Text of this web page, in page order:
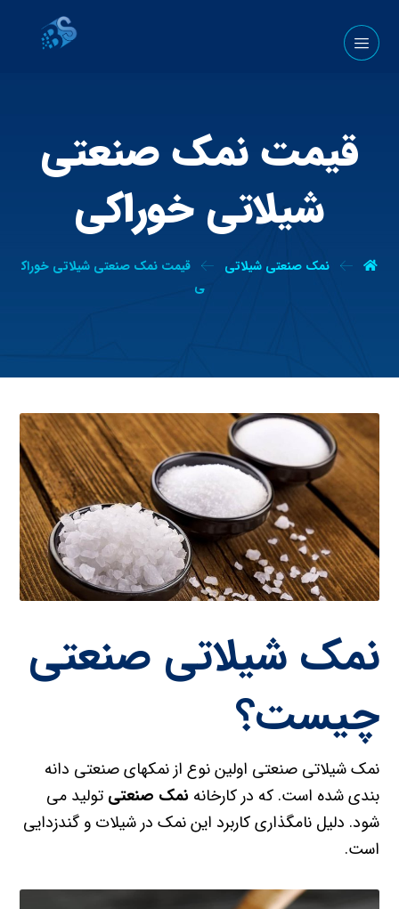
قیمت نمک صنعتی
شیلاتی خوراکی
نمک صنعتی شیلاتی
قیمت نمک صنعتی شیلاتی خوراک
ی
نمک شیلاتی صنعتی
چیست؟
نمک شیلاتی صنعتی اولین نوع از نمکهای صنعتی دانه
بندی شده است. که در کارخانه نمک صنعتی تولید می
شود. دلیل نامگذاری کاربرد این نمک در شیلات و گندزدایی
است.